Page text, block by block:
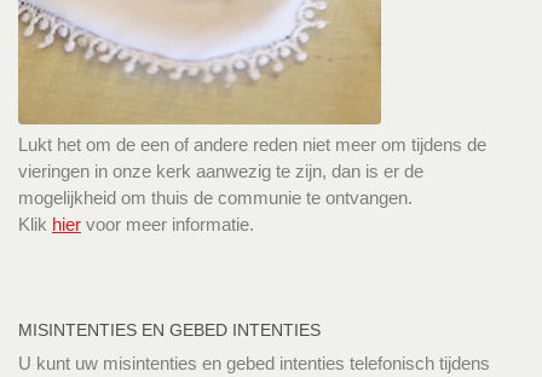
Lukt het om de een of andere reden niet meer om tijdens de
vieringen in onze kerk aanwezig te zijn, dan is er de
mogelijkheid om thuis de communie te ontvangen.
Klik hier voor meer informatie.
MISINTENTIES EN GEBED INTENTIES
U kunt uw misintenties en gebed intenties telefonisch tijdens